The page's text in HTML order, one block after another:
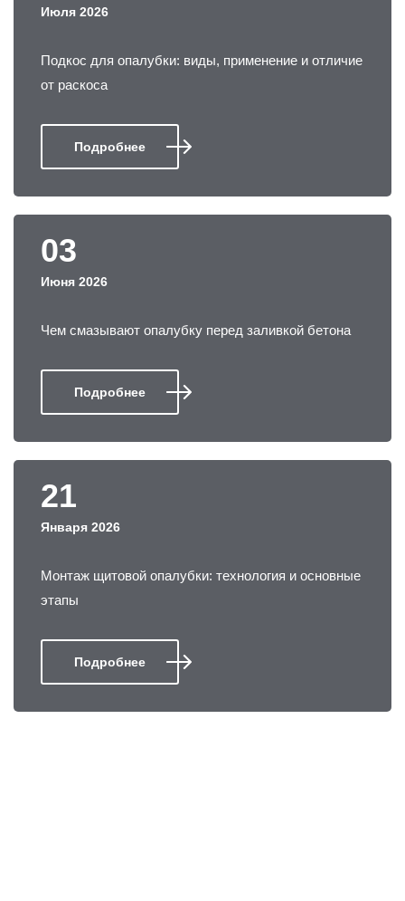
Июля 2026
Подкос для опалубки: виды, применение и отличие
от раскоса
Подробнее
03
Июня 2026
Чем смазывают опалубку перед заливкой бетона
Подробнее
21
Января 2026
Монтаж щитовой опалубки: технология и основные
этапы
Подробнее